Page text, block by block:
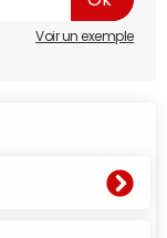
Voir un exemple